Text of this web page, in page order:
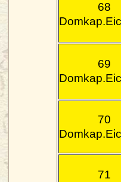
68
69
70
71